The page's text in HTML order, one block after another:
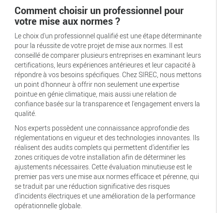
Comment choisir un professionnel pour
votre mise aux normes ?
Le choix d'un professionnel qualifié est une étape déterminante
pour la réussite de votre projet de mise aux normes. Il est
conseillé de comparer plusieurs entreprises en examinant leurs
certifications, leurs expériences antérieures et leur capacité à
répondre à vos besoins spécifiques. Chez SIREC, nous mettons
un point d'honneur à offrir non seulement une expertise
pointue en génie climatique, mais aussi une relation de
confiance basée sur la transparence et l'engagement envers la
qualité.
Nos experts possèdent une connaissance approfondie des
réglementations en vigueur et des technologies innovantes. Ils
réalisent des audits complets qui permettent d'identifier les
zones critiques de votre installation afin de déterminer les
ajustements nécessaires. Cette évaluation minutieuse est le
premier pas vers une mise aux normes efficace et pérenne, qui
se traduit par une réduction significative des risques
d'incidents électriques et une amélioration de la performance
opérationnelle globale.